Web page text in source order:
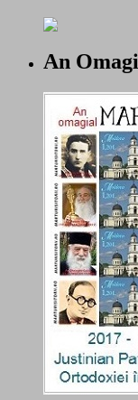
An